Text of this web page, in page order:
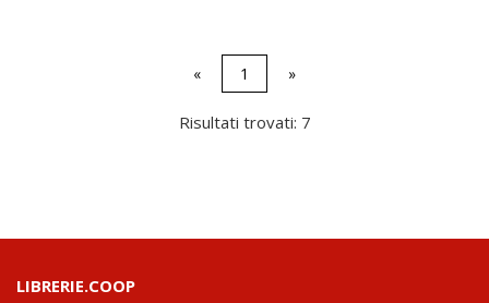
« 1 »
Risultati trovati: 7
LIBRERIE.COOP